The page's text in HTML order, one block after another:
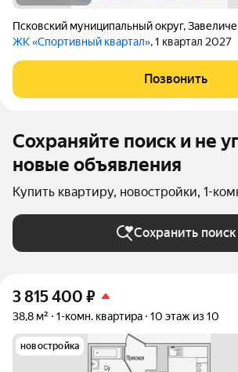
Псковский муниципальный округ,
ЖК «Спортивный квартал», 1 квартал 2027
Позвонить
Сохраняйте поиск и не
новые объявления
Купить квартиру, новостройки, 1-
Сохранить поиск
3 815 400 ₽
38,8 м² 1-комн. квартира 10 этаж из 10
новостройка